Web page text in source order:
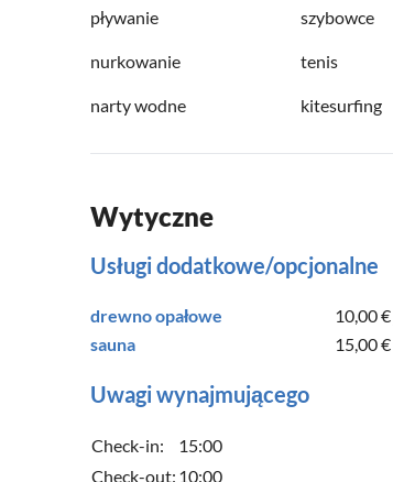
pływanie szybowce
nurkowanie tenis
narty wodne kitesurfing
Wytyczne
Usługi dodatkowe/opcjonalne
drewno opałowe 10,00 €
sauna
15,00 €
Uwagi wynajmującego
Check-in:
15:00
Check-out: 10:00